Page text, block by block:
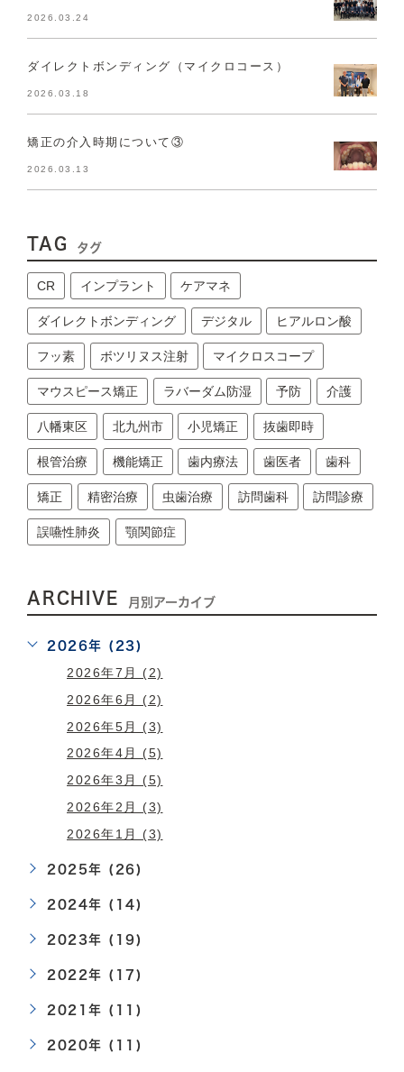
2026.03.24
ダイレクトボンディング（マイクロコース）
2026.03.18
矯正の介入時期について③
2026.03.13
TAG タグ
CR インプラント ケアマネ
ダイレクトボンディング デジタル ヒアルロン酸
フッ素 ボツリヌス注射 マイクロスコープ
マウスピース矯正 ラバーダム防湿 予防 介護
八幡東区 北九州市 小児矯正 抜歯即時
根管治療 機能矯正 歯内療法 歯医者 歯科
矯正 精密治療 虫歯治療 訪問歯科 訪問診療
誤嚥性肺炎 顎関節症
ARCHIVE 月別アーカイブ
2026年 (23)
2026年7月 (2)
2026年6月 (2)
2026年5月 (3)
2026年4月 (5)
2026年3月 (5)
2026年2月 (3)
2026年1月 (3)
2025年 (26)
2024年 (14)
2023年 (19)
2022年 (17)
2021年 (11)
2020年 (11)